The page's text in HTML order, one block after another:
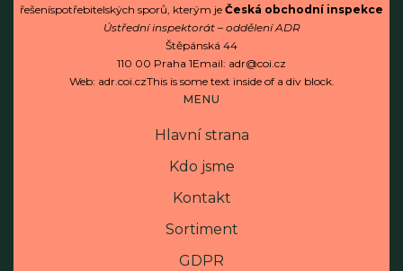
řešeníspotřebitelských sporů, kterým je Česká obchodní inspekce
Ústřední inspektorát – oddělení ADR
Štěpánská 44
110 00 Praha 1Email: adr@coi.cz
Web: adr.coi.czThis is some text inside of a div block.
MENU
Hlavní strana
Kdo jsme
Kontakt
Sortiment
GDPR